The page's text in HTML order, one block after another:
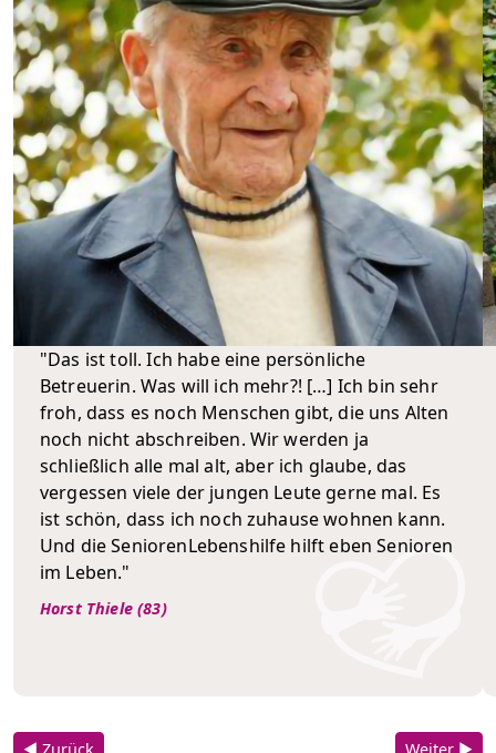
"Das ist toll. Ich habe eine persönliche
Betreuerin. Was will ich mehr?! […] Ich bin sehr
froh, dass es noch Menschen gibt, die uns Alten
noch nicht abschreiben. Wir werden ja
schließlich alle mal alt, aber ich glaube, das
vergessen viele der jungen Leute gerne mal. Es
ist schön, dass ich noch zuhause wohnen kann.
Und die SeniorenLebenshilfe hilft eben Senioren
im Leben."
Horst Thiele (83)